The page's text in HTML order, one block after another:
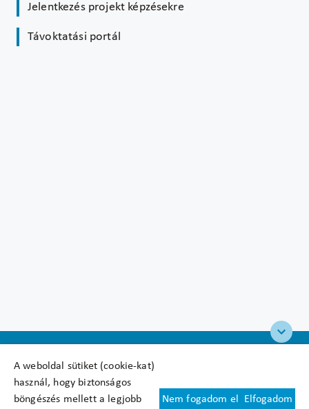
A weboldal sütiket (cookie-kat)
használ, hogy biztonságos
böngészés mellett a legjobb
Nem fogadom el Elfogadom
Jelentkezés projekt képzésekre
Távoktatási portál
Felhasználási feltételek